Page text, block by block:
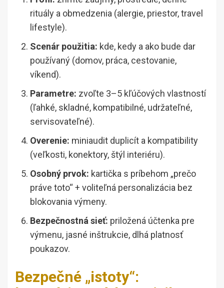
rituály a obmedzenia (alergie, priestor, travel
lifestyle).
Scenár použitia: kde, kedy a ako bude dar
používaný (domov, práca, cestovanie,
víkend).
Parametre: zvoľte 3–5 kľúčových vlastností
(ľahké, skladné, kompatibilné, udržateľné,
servisovateľné).
Overenie: miniaudit duplicít a kompatibility
(veľkosti, konektory, štýl interiéru).
Osobný prvok: kartička s príbehom „prečo
práve toto“ + voliteľná personalizácia bez
blokovania výmeny.
Bezpečnostná sieť: priložená účtenka pre
výmenu, jasné inštrukcie, dlhá platnosť
poukazov.
Bezpečné „istoty“: